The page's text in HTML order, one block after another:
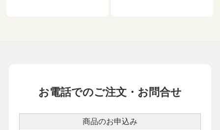
お電話でのご注文・お問合せ
商品のお申込み